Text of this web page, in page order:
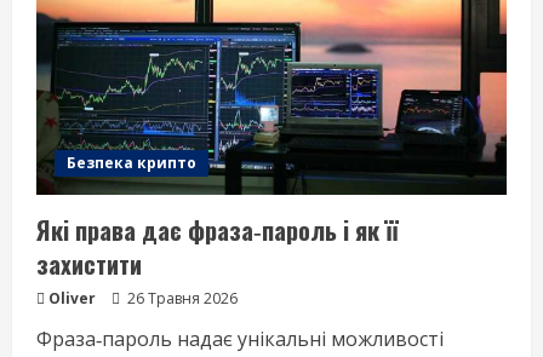
Безпека крипто
Які права дає фраза‑пароль і як її
захистити
Oliver 26 Травня 2026
Фраза‑пароль надає унікальні можливості